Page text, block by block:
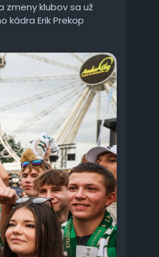
klubov sa už
kádra Erik Prekop
trénerom Michalom